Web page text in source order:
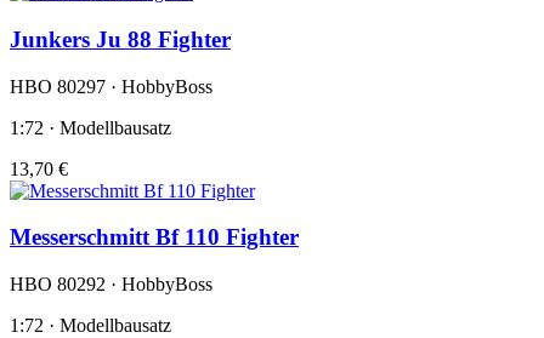
Junkers Ju 88 Fighter
HBO 80297 · HobbyBoss
1:72 · Modellbausatz
13,70 €
Messerschmitt Bf 110 Fighter
HBO 80292 · HobbyBoss
1:72 · Modellbausatz